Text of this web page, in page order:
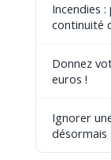
Incendies
continuité
Donnez
euros !
Ignorer
désormais